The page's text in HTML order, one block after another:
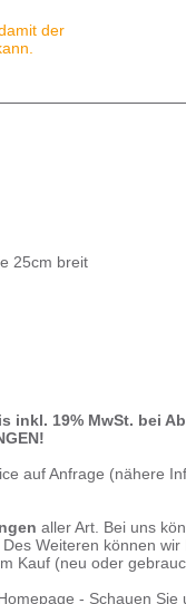
der
25cm breit
inkl. 19% MwSt. bei
auf Anfrage (nähere
aller Art. Bei uns
Weiteren können
Kauf (neu oder
- Schauen Sie